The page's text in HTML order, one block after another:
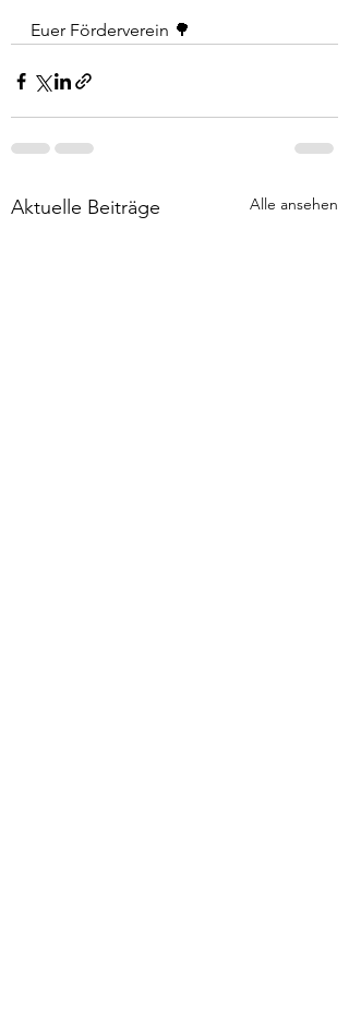
Euer Förderverein 🌳
Aktuelle Beiträge Alle ansehen